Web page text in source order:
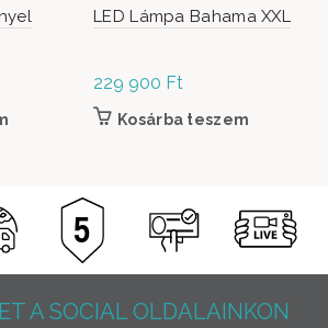
LED Lámpa Bahama XXL
229 900 Ft
Kosárba teszem
A SOCIAL OLDALAINKON